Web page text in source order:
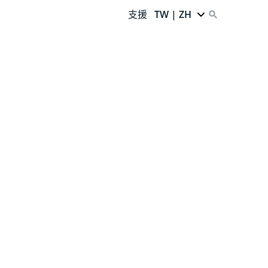
支援 TW | ZH